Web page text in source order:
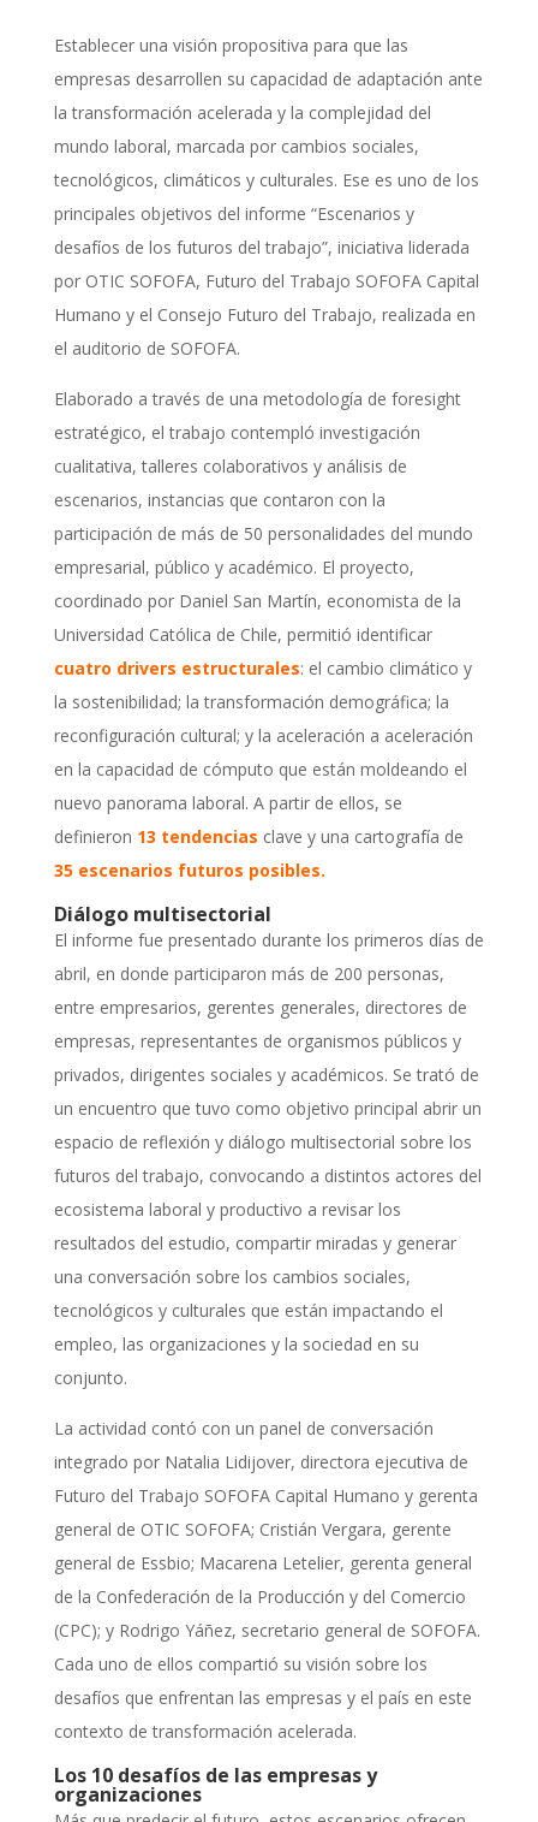
Establecer una visión propositiva para que las
empresas desarrollen su capacidad de adaptación ante
la transformación acelerada y la complejidad del
mundo laboral, marcada por cambios sociales,
tecnológicos, climáticos y culturales. Ese es uno de los
principales objetivos del informe “Escenarios y
desafíos de los futuros del trabajo”, iniciativa liderada
por OTIC SOFOFA, Futuro del Trabajo SOFOFA Capital
Humano y el Consejo Futuro del Trabajo, realizada en
el auditorio de SOFOFA.
Elaborado a través de una metodología de foresight
estratégico, el trabajo contempló investigación
cualitativa, talleres colaborativos y análisis de
escenarios, instancias que contaron con la
participación de más de 50 personalidades del mundo
empresarial, público y académico. El proyecto,
coordinado por Daniel San Martín, economista de la
Universidad Católica de Chile, permitió identificar
cuatro drivers estructurales: el cambio climático y
la sostenibilidad; la transformación demográfica; la
reconfiguración cultural; y la aceleración a aceleración
en la capacidad de cómputo que están moldeando el
nuevo panorama laboral. A partir de ellos, se
definieron 13 tendencias clave y una cartografía de
35 escenarios futuros posibles.
Diálogo multisectorial
El informe fue presentado durante los primeros días de
abril, en donde participaron más de 200 personas,
entre empresarios, gerentes generales, directores de
empresas, representantes de organismos públicos y
privados, dirigentes sociales y académicos. Se trató de
un encuentro que tuvo como objetivo principal abrir un
espacio de reflexión y diálogo multisectorial sobre los
futuros del trabajo, convocando a distintos actores del
ecosistema laboral y productivo a revisar los
resultados del estudio, compartir miradas y generar
una conversación sobre los cambios sociales,
tecnológicos y culturales que están impactando el
empleo, las organizaciones y la sociedad en su
conjunto.
La actividad contó con un panel de conversación
integrado por Natalia Lidijover, directora ejecutiva de
Futuro del Trabajo SOFOFA Capital Humano y gerenta
general de OTIC SOFOFA; Cristián Vergara, gerente
general de Essbio; Macarena Letelier, gerenta general
de la Confederación de la Producción y del Comercio
(CPC); y Rodrigo Yáñez, secretario general de SOFOFA.
Cada uno de ellos compartió su visión sobre los
desafíos que enfrentan las empresas y el país en este
contexto de transformación acelerada.
Los 10 desafíos de las empresas y
organizaciones